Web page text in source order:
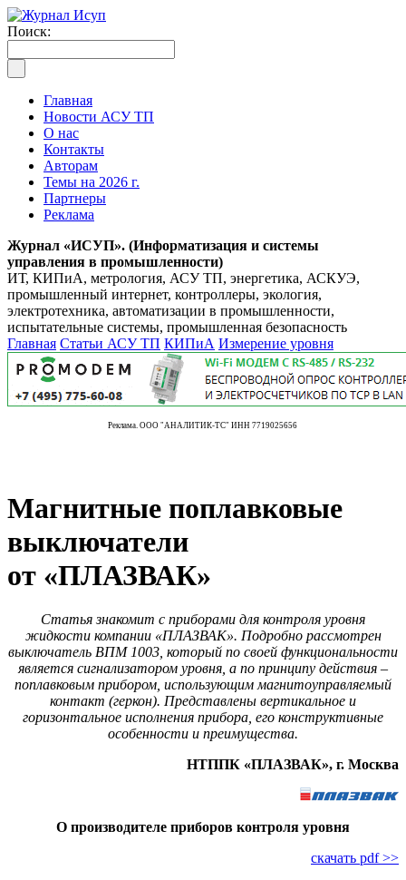
Поиск:
Главная
Новости АСУ ТП
О нас
Контакты
Авторам
Темы на 2026 г.
Партнеры
Реклама
Журнал «ИСУП». (Информатизация и системы
управления в промышленности)
ИТ, КИПиА, метрология, АСУ ТП, энергетика, АСКУЭ,
промышленный интернет, контроллеры, экология,
электротехника, автоматизации в промышленности,
испытательные системы, промышленная безопасность
Главная Статьи АСУ ТП КИПиА Измерение уровня
Реклама. ООО "АНАЛИТИК-ТС" ИНН 7719025656
Магнитные поплавковые
выключатели
от «ПЛАЗВАК»
Статья знакомит с приборами для контроля уровня
жидкости компании «ПЛАЗВАК». Подробно рассмотрен
выключатель ВПМ 1003, который по своей функциональности
является сигнализатором уровня, а по принципу действия –
поплавковым прибором, использующим магнитоуправляемый
контакт (геркон). Представлены вертикальное и
горизонтальное исполнения прибора, его конструктивные
особенности и преимущества.
НТППК «ПЛАЗВАК», г. Москва
О производителе приборов контроля уровня
скачать pdf >>